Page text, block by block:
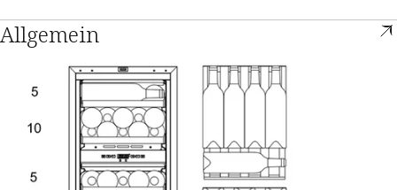
Allgemein